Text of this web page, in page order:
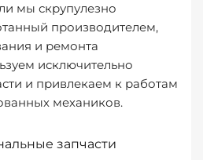
мы скрупулезно
производителем,
и ремонта
исключительно
и привлекаем к работам
механиков.
запчасти